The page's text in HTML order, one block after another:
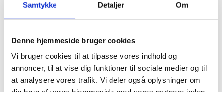
Samtykke Detaljer Om
Denne hjemmeside bruger cookies
Vi bruger cookies til at tilpasse vores indhold og
annoncer, til at vise dig funktioner til sociale medier og til
at analysere vores trafik. Vi deler også oplysninger om
FORRIGE NÆSTE
Montering af ventilationsanlæg
Aabenraa med priser
Vælg duka flexslange isoleret til